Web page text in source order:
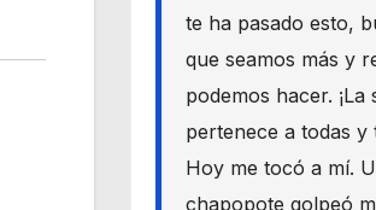
te ha pasado esto,
que seamos más y
podemos hacer. ¡La
pertenece a todas y
Hoy me tocó a mí.
chapopote golpeó